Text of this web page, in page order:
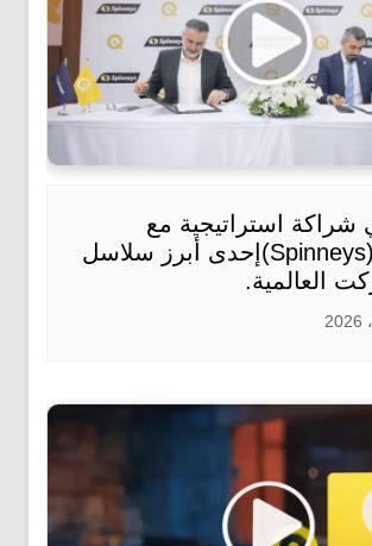
استراتيجية مع
سبينيس (Spinneys)إحدى أبرز سلاسل
العالمية.